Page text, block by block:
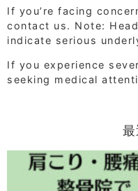
If you’re facing
contact us. Note:
indicate serious
If you experience
seeking medical